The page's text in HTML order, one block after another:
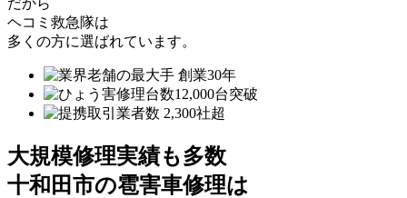
ヘコミ救急隊は
多くの方に選ばれています。
大規模修理実績も多数
十和田市の雹害車修理は